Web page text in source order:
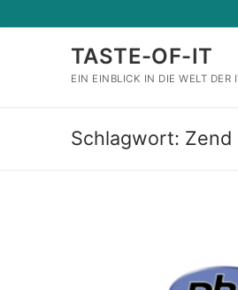
Inhalt
TASTE-OF-IT
EIN EINBLICK IN DIE WELT DER
Schlagwort: Zend